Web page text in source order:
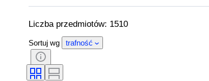
Zasilanie
Przewoźnik kolejowy
Liczba przedmiotów: 1510
Sortuj wg trafność